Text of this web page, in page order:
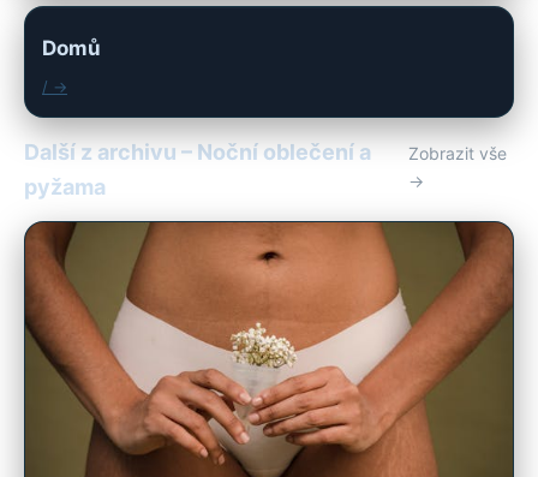
Domů
/ →
Další z archivu – Noční oblečení a
pyžama
Zobrazit vše
→